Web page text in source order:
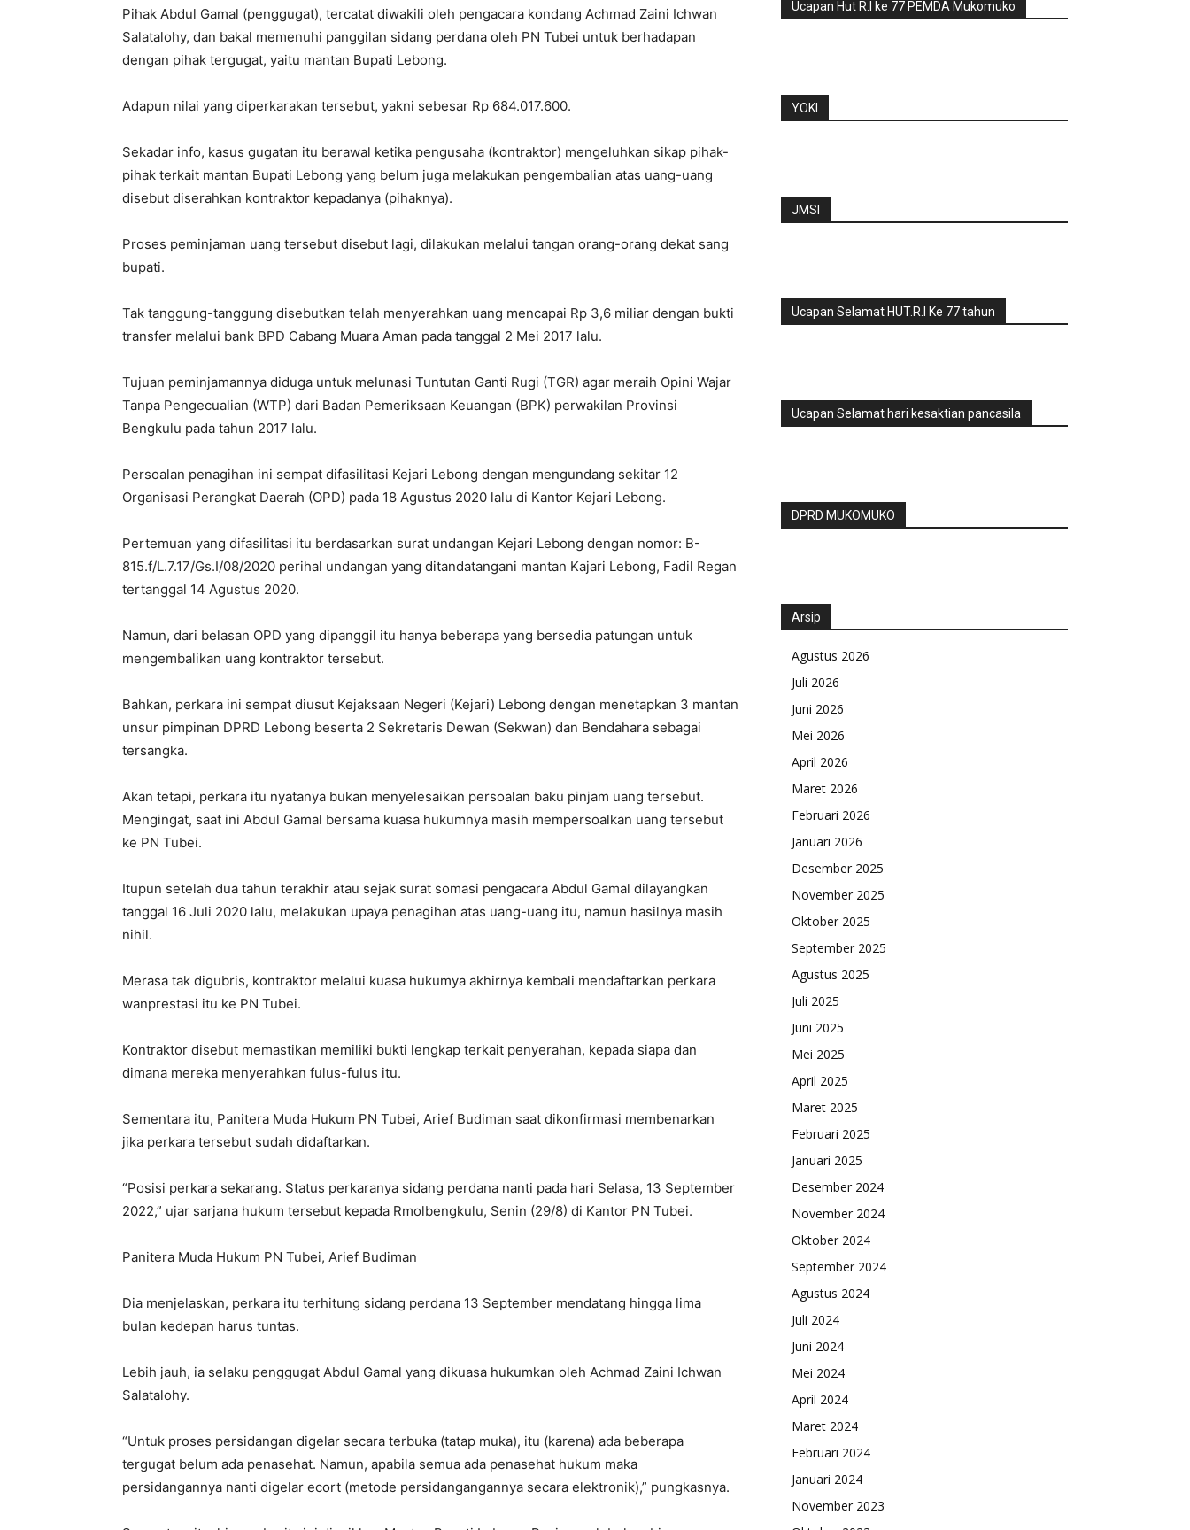
Pihak Abdul Gamal (penggugat), tercatat diwakili oleh pengacara kondang Achmad Zaini Ichwan
Salatalohy, dan bakal memenuhi panggilan sidang perdana oleh PN Tubei untuk berhadapan
dengan pihak tergugat, yaitu mantan Bupati Lebong.
Adapun nilai yang diperkarakan tersebut, yakni sebesar Rp 684.017.600.
Sekadar info, kasus gugatan itu berawal ketika pengusaha (kontraktor) mengeluhkan sikap pihak-
pihak terkait mantan Bupati Lebong yang belum juga melakukan pengembalian atas uang-uang
disebut diserahkan kontraktor kepadanya (pihaknya).
Proses peminjaman uang tersebut disebut lagi, dilakukan melalui tangan orang-orang dekat sang
bupati.
Tak tanggung-tanggung disebutkan telah menyerahkan uang mencapai Rp 3,6 miliar dengan bukti
transfer melalui bank BPD Cabang Muara Aman pada tanggal 2 Mei 2017 lalu.
Tujuan peminjamannya diduga untuk melunasi Tuntutan Ganti Rugi (TGR) agar meraih Opini Wajar
Tanpa Pengecualian (WTP) dari Badan Pemeriksaan Keuangan (BPK) perwakilan Provinsi
Bengkulu pada tahun 2017 lalu.
Persoalan penagihan ini sempat difasilitasi Kejari Lebong dengan mengundang sekitar 12
Organisasi Perangkat Daerah (OPD) pada 18 Agustus 2020 lalu di Kantor Kejari Lebong.
Pertemuan yang difasilitasi itu berdasarkan surat undangan Kejari Lebong dengan nomor: B-
815.f/L.7.17/Gs.I/08/2020 perihal undangan yang ditandatangani mantan Kajari Lebong, Fadil Regan
tertanggal 14 Agustus 2020.
Namun, dari belasan OPD yang dipanggil itu hanya beberapa yang bersedia patungan untuk
mengembalikan uang kontraktor tersebut.
Bahkan, perkara ini sempat diusut Kejaksaan Negeri (Kejari) Lebong dengan menetapkan 3 mantan
unsur pimpinan DPRD Lebong beserta 2 Sekretaris Dewan (Sekwan) dan Bendahara sebagai
tersangka.
Akan tetapi, perkara itu nyatanya bukan menyelesaikan persoalan baku pinjam uang tersebut.
Mengingat, saat ini Abdul Gamal bersama kuasa hukumnya masih mempersoalkan uang tersebut
ke PN Tubei.
Itupun setelah dua tahun terakhir atau sejak surat somasi pengacara Abdul Gamal dilayangkan
tanggal 16 Juli 2020 lalu, melakukan upaya penagihan atas uang-uang itu, namun hasilnya masih
nihil.
Merasa tak digubris, kontraktor melalui kuasa hukumya akhirnya kembali mendaftarkan perkara
wanprestasi itu ke PN Tubei.
Kontraktor disebut memastikan memiliki bukti lengkap terkait penyerahan, kepada siapa dan
dimana mereka menyerahkan fulus-fulus itu.
Sementara itu, Panitera Muda Hukum PN Tubei, Arief Budiman saat dikonfirmasi membenarkan
jika perkara tersebut sudah didaftarkan.
“Posisi perkara sekarang. Status perkaranya sidang perdana nanti pada hari Selasa, 13 September
2022,” ujar sarjana hukum tersebut kepada Rmolbengkulu, Senin (29/8) di Kantor PN Tubei.
Panitera Muda Hukum PN Tubei, Arief Budiman
Dia menjelaskan, perkara itu terhitung sidang perdana 13 September mendatang hingga lima
bulan kedepan harus tuntas.
Lebih jauh, ia selaku penggugat Abdul Gamal yang dikuasa hukumkan oleh Achmad Zaini Ichwan
Salatalohy.
“Untuk proses persidangan digelar secara terbuka (tatap muka), itu (karena) ada beberapa
tergugat belum ada penasehat. Namun, apabila semua ada penasehat hukum maka
persidangannya nanti digelar ecort (metode persidangangannya secara elektronik),” pungkasnya.
Ucapan Hut R.I ke 77 PEMDA Mukomuko
YOKI
JMSI
Ucapan Selamat HUT.R.I Ke 77 tahun
Ucapan Selamat hari kesaktian pancasila
DPRD MUKOMUKO
Arsip
Agustus 2026
Juli 2026
Juni 2026
Mei 2026
April 2026
Maret 2026
Februari 2026
Januari 2026
Desember 2025
November 2025
Oktober 2025
September 2025
Agustus 2025
Juli 2025
Juni 2025
Mei 2025
April 2025
Maret 2025
Februari 2025
Januari 2025
Desember 2024
November 2024
Oktober 2024
September 2024
Agustus 2024
Juli 2024
Juni 2024
Mei 2024
April 2024
Maret 2024
Februari 2024
Januari 2024
November 2023